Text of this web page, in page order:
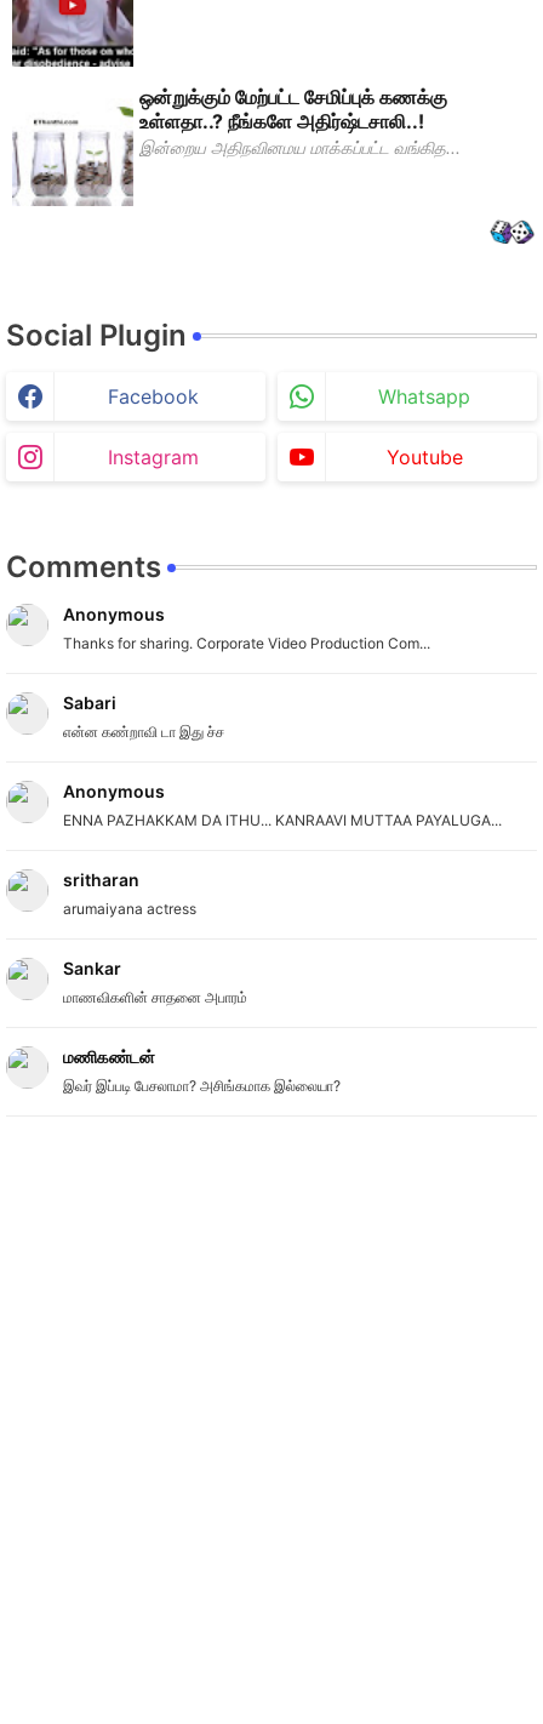
ஒன்றுக்கும் மேற்பட்ட சேமிப்புக் கணக்கு
உள்ளதா..? நீங்களே அதிர்ஷ்டசாலி..!
இன்றைய அதிநவினமய மாக்கப்பட்ட வங்கித...
Social Plugin
Facebook Whatsapp
Instagram Youtube
Comments
Anonymous
Thanks for sharing. Corporate Video Production Com...
Sabari
என்ன கண்றாவி டா இது ச்ச
Anonymous
ENNA PAZHAKKAM DA ITHU... KANRAAVI MUTTAA PAYALUGA...
sritharan
arumaiyana actress
Sankar
மாணவிகளின் சாதனை அபாரம்
மணிகண்டன்
இவர் இப்படி பேசலாமா? அசிங்கமாக இல்லையா?